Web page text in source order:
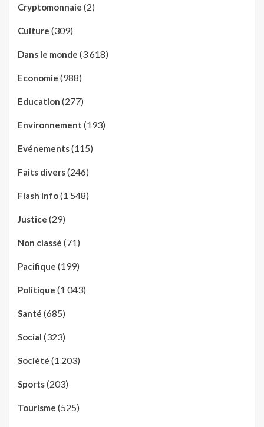
Cryptomonnaie (2)
Culture (309)
Dans le monde (3 618)
Economie (988)
Education (277)
Environnement (193)
Evénements(115)
Faits divers(246)
Flash Info(1 548)
Justice (29)
Non classé (71)
Pacifique (199)
Politique (1 043)
Santé (685)
Social (323)
Société (1 203)
Sports(203)
Tourisme (525)